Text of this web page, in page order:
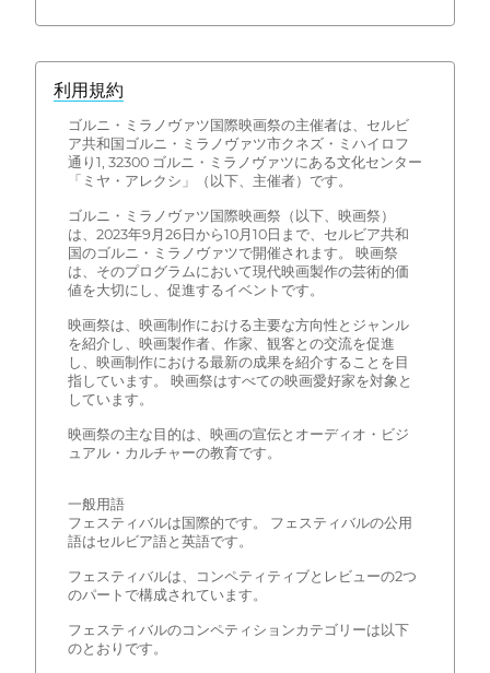
利用規約
ゴルニ・ミラノヴァツ国際映画祭の主催者は、セルビ
ア共和国ゴルニ・ミラノヴァツ市クネズ・ミハイロフ
通り1, 32300 ゴルニ・ミラノヴァツにある文化センター
「ミヤ・アレクシ」（以下、主催者）です。
ゴルニ・ミラノヴァツ国際映画祭（以下、映画祭）
は、2023年9月26日から10月10日まで、セルビア共和
国のゴルニ・ミラノヴァツで開催されます。 映画祭
は、そのプログラムにおいて現代映画製作の芸術的価
値を大切にし、促進するイベントです。
映画祭は、映画制作における主要な方向性とジャンル
を紹介し、映画製作者、作家、観客との交流を促進
し、映画制作における最新の成果を紹介することを目
指しています。 映画祭はすべての映画愛好家を対象と
しています。
映画祭の主な目的は、映画の宣伝とオーディオ・ビジ
ュアル・カルチャーの教育です。
一般用語
フェスティバルは国際的です。 フェスティバルの公用
語はセルビア語と英語です。
フェスティバルは、コンペティティブとレビューの2つ
のパートで構成されています。
フェスティバルのコンペティションカテゴリーは以下
のとおりです。